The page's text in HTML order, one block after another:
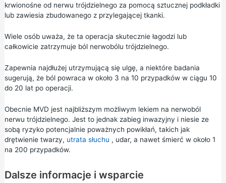
krwionośne od nerwu trójdzielnego za pomocą sztucznej podkładki
lub zawiesia zbudowanego z przylegającej tkanki.
Wiele osób uważa, że ta operacja skutecznie łagodzi lub
całkowicie zatrzymuje ból nerwobólu trójdzielnego.
Zapewnia najdłużej utrzymującą się ulgę, a niektóre badania
sugerują, że ból powraca w około 3 na 10 przypadków w ciągu 10
do 20 lat po operacji.
Obecnie MVD jest najbliższym możliwym lekiem na nerwoból
nerwu trójdzielnego. Jest to jednak zabieg inwazyjny i niesie ze
sobą ryzyko potencjalnie poważnych powikłań, takich jak
drętwienie twarzy, utrata słuchu , udar, a nawet śmierć w około 1
na 200 przypadków.
Dalsze informacje i wsparcie